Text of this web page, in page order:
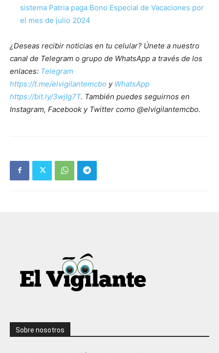
sistema Patria paga Bono Especial de Vacaciones por
el mes de julio 2024
¿Deseas recibir noticias en tu celular? Únete a nuestro
canal de Telegram o grupo de WhatsApp a través de los
enlaces: Telegram
https://t.me/elvigilantemcbo y WhatsApp
https://bit.ly/3wjIg7T. También puedes seguirnos en
Instagram, Facebook y Twitter como @elvigilantemcbo.
Sobre nosotros